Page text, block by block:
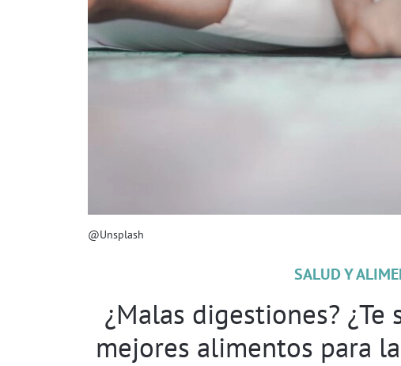
@Unsplash
SALUD Y
¿Malas digestiones? ¿Te
mejores alimentos para